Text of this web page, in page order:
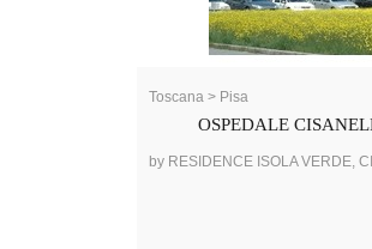
Toscana > Pisa
OSPEDALE
by RESIDENCE ISOLA VERDE,